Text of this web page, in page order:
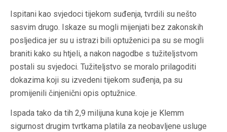
Ispitani kao svjedoci tijekom suđenja, tvrdili su nešto
sasvim drugo. Iskaze su mogli mijenjati bez zakonskih
posljedica jer su u istrazi bili optuženici pa su se mogli
braniti kako su htjeli, a nakon nagodbe s tužiteljstvom
postali su svjedoci. Tužiteljstvo se moralo prilagoditi
dokazima koji su izvedeni tijekom suđenja, pa su
promijenili činjenični opis optužnice.
Ispada tako da tih 2,9 milijuna kuna koje je Klemm
sigurnost drugim tvrtkama platila za neobavljene usluge